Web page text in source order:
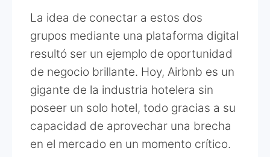
La idea de conectar a estos dos
grupos mediante una plataforma digital
resultó ser un ejemplo de oportunidad
de negocio brillante. Hoy, Airbnb es un
gigante de la industria hotelera sin
poseer un solo hotel, todo gracias a su
capacidad de aprovechar una brecha
en el mercado en un momento crítico.